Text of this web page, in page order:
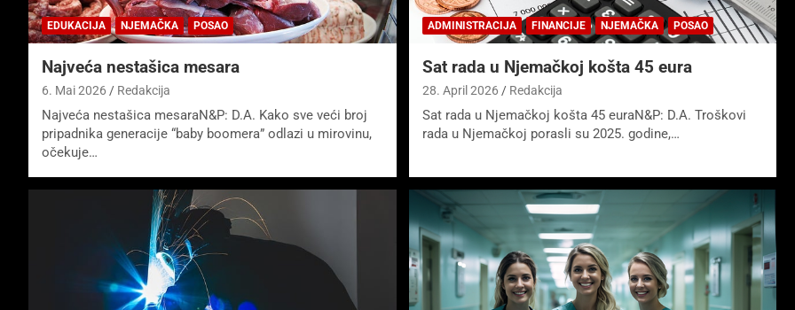
EDUKACIJA NJEMAČKA POSAO
Najveća nestašica mesara
6. Mai 2026 Redakcija
Najveća nestašica mesaraN&P: D.A. Kako sve veći broj
pripadnika generacije “baby boomera” odlazi u mirovinu,
očekuje…
ADMINISTRACIJA FINANCIJE NJEMAČKA POSAO
Sat rada u Njemačkoj košta 45 eura
28. April 2026 Redakcija
Sat rada u Njemačkoj košta 45 euraN&P: D.A. Troškovi
rada u Njemačkoj porasli su 2025. godine,…